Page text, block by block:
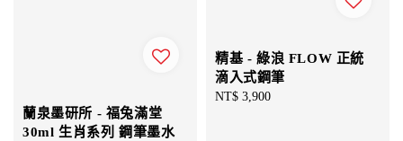
蘭泉墨研所 - 福兔滿堂
30ml 生肖系列 鋼筆墨水
精基 - 綠浪 FLOW 正統
滴入式鋼筆
Regular
NT$ 3,900